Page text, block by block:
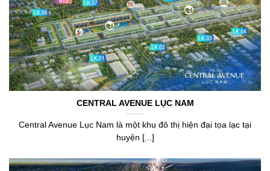
CENTRAL AVENUE LỤC NAM
Central Avenue Lục Nam là một khu đô thị hiện đại tọa lạc tại
huyện [...]